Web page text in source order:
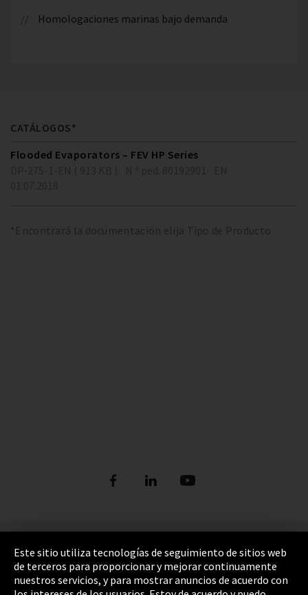
Homologaciones marinas bajo demanda
CATÁLOGOS*
Flooded Evaporators – FEV HP Series
*Encontrará la documentación elija Tipo de Producto
Pie de imprenta
Política de privacidad
Este sitio utiliza tecnologías de seguimiento de sitios web
de terceros para proporcionar y mejorar continuamente
nuestros servicios, y para mostrar anuncios de acuerdo con